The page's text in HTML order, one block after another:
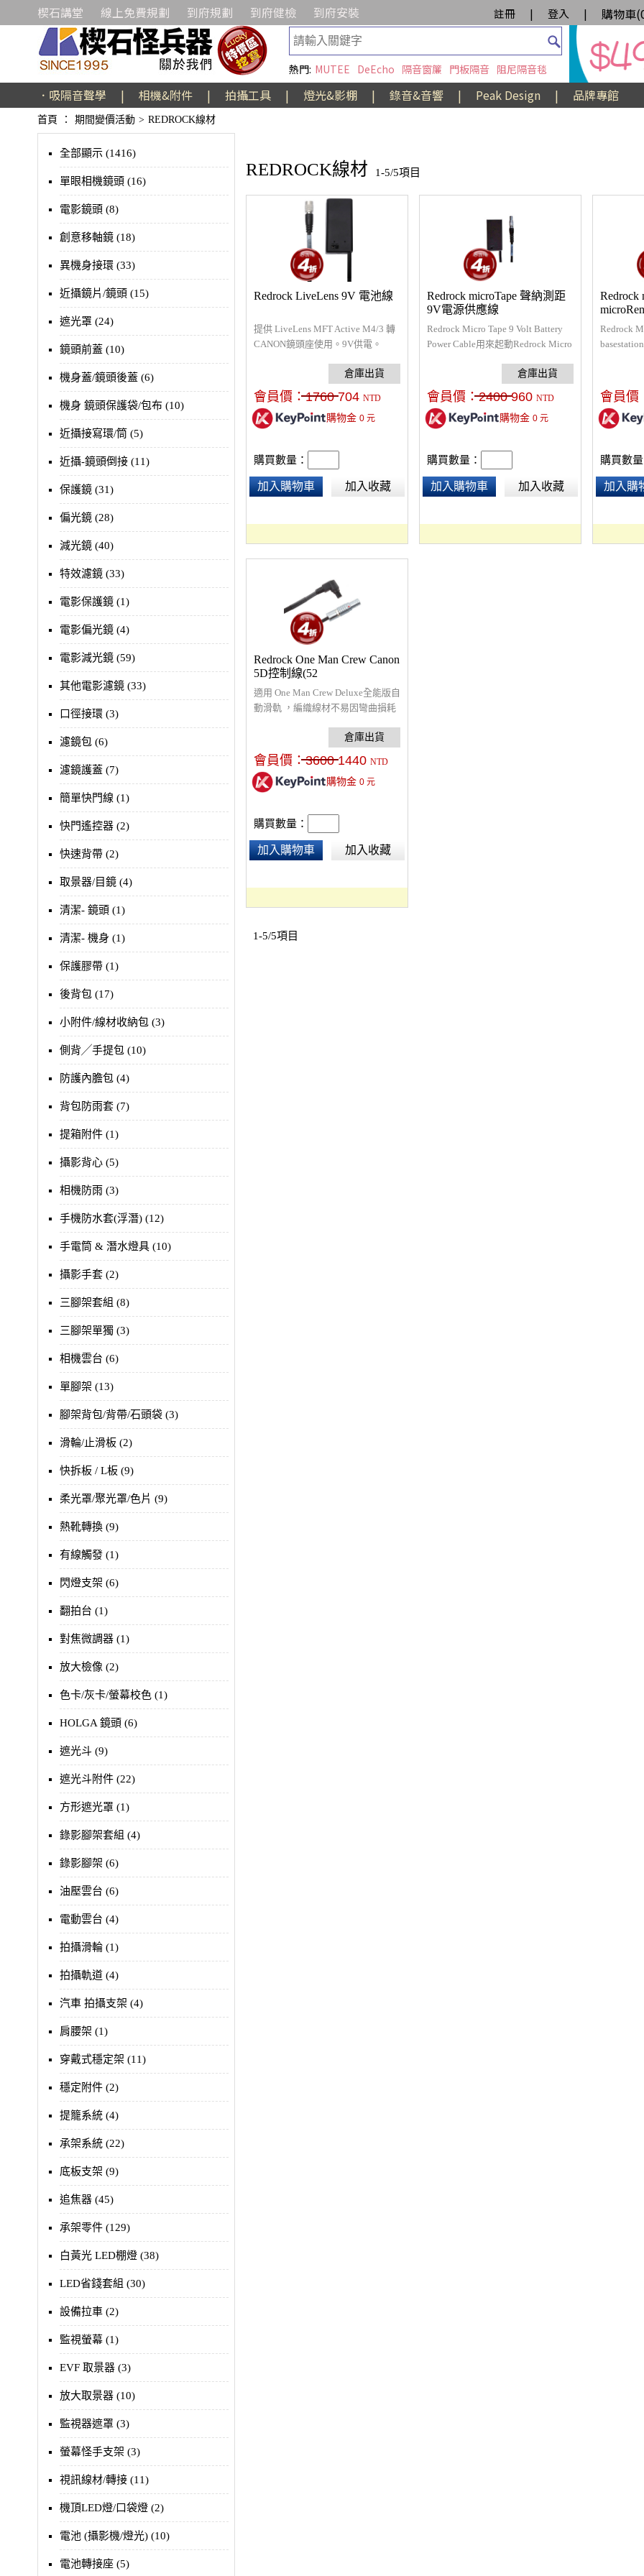
楔石講堂 線上免費規劃 到府規劃 到府健檢 到府安裝 註冊 | 登入 | 購物車(
熱門: MUTEE DeEcho 隔音窗簾 門板隔音 阻尼隔音毯
．吸隔音聲學 | 相機&附件 | 拍攝工具 | 燈光&影棚 | 錄音&音響 | Peak Design | 品牌專館
首頁 ： 期間變價活動 > REDROCK線材
全部顯示 (1416)
單眼相機鏡頭 (16)
電影鏡頭 (8)
創意移軸鏡 (18)
異機身接環 (33)
近攝鏡片/鏡頭 (15)
遮光罩 (24)
鏡頭前蓋 (10)
機身蓋/鏡頭後蓋 (6)
機身 鏡頭保護袋/包布 (10)
近攝接寫環/筒 (5)
近攝-鏡頭倒接 (11)
保護鏡 (31)
偏光鏡 (28)
減光鏡 (40)
特效濾鏡 (33)
電影保護鏡 (1)
電影偏光鏡 (4)
電影減光鏡 (59)
其他電影濾鏡 (33)
口徑接環 (3)
濾鏡包 (6)
濾鏡護蓋 (7)
簡單快門線 (1)
快門遙控器 (2)
快速背帶 (2)
取景器/目鏡 (4)
清潔- 鏡頭 (1)
清潔- 機身 (1)
保護膠帶 (1)
後背包 (17)
小附件/線材收納包 (3)
側背╱手提包 (10)
防護內膽包 (4)
背包防雨套 (7)
提箱附件 (1)
攝影背心 (5)
相機防雨 (3)
手機防水套(浮潛) (12)
手電筒 & 潛水燈具 (10)
攝影手套 (2)
三腳架套組 (8)
三腳架單獨 (3)
相機雲台 (6)
單腳架 (13)
腳架背包/背帶/石頭袋 (3)
滑輪/止滑板 (2)
快拆板 / L板 (9)
柔光罩/聚光罩/色片 (9)
熱靴轉換 (9)
有線觸發 (1)
閃燈支架 (6)
翻拍台 (1)
對焦微調器 (1)
放大檢像 (2)
色卡/灰卡/螢幕校色 (1)
HOLGA 鏡頭 (6)
遮光斗 (9)
遮光斗附件 (22)
方形遮光罩 (1)
錄影腳架套組 (4)
錄影腳架 (6)
油壓雲台 (6)
電動雲台 (4)
拍攝滑輪 (1)
拍攝軌道 (4)
汽車 拍攝支架 (4)
肩腰架 (1)
穿戴式穩定架 (11)
穩定附件 (2)
提籠系統 (4)
承架系統 (22)
底板支架 (9)
追焦器 (45)
承架零件 (129)
白黃光 LED棚燈 (38)
LED省錢套組 (30)
設備拉車 (2)
監視螢幕 (1)
EVF 取景器 (3)
放大取景器 (10)
監視器遮罩 (3)
螢幕怪手支架 (3)
視訊線材/轉接 (11)
機頂LED燈/口袋燈 (2)
電池 (攝影機/燈光) (10)
電池轉接座 (5)
REDROCK線材 1-5/5項目
Redrock LiveLens 9V 電池線
提供 LiveLens MFT Active M4/3 轉
CANON鏡頭座使用。9V供電。
會員價：1760 704 NTD
購物金 0元
購買數量：
加入購物車 加入收藏
Redrock microTape 聲納測距
9V電源供應線
Redrock Micro Tape 9 Volt Battery
Power Cable用來起動Redrock Micro
連接一堆控制器，直接裝設9V電池
進行供電便可直接使用Micro
Tape，規格：6-Pin接頭、長度
50cm。
會員價：2400 960 NTD
購物金 0元
購買數量：
加入購物車 加入收藏
Redrock
Redrock
測距儀，
無線追焦
Micro
Pin接頭
會員價
購買數量
加入購
Redrock One Man Crew Canon
5D控制線(52
適用 One Man Crew Deluxe全能版自
動滑軌 ，編織線材不易因彎曲損耗
5DR，可透過專用 APP控制相機快
門線長為52"(132cm)。
會員價：3600 1440 NTD
購物金 0元
購買數量：
加入購物車 加入收藏
1-5/5項目